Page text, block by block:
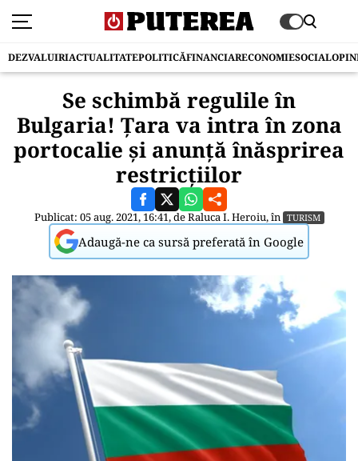
DEZVALUIRIACTUALITATEPOLITICĂFINANCIARECONOMIESOCIAL
Se schimbă regulile în
Bulgaria! Țara va intra în zona
portocalie și anunță înăsprirea
restricțiilor
Publicat: 05 aug. 2021, 16:41, deRaluca I. Heroiu, în TURISM
Adaugă-ne ca sursă preferată în Google